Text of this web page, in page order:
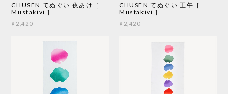
CHUSEN てぬぐい 夜あけ［
Mustakivi ］
¥2,420
CHUSEN てぬぐい 正午［
Mustakivi ］
¥2,420